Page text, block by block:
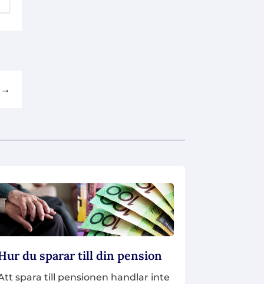
du sparar till din pension
spara till pensionen handlar inte